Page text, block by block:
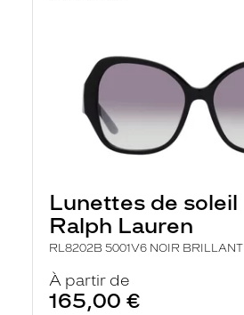
Lunettes de soleil
Ralph Lauren
RL8202B 5001V6 NOIR BRILLANT
À partir de
165,00 €